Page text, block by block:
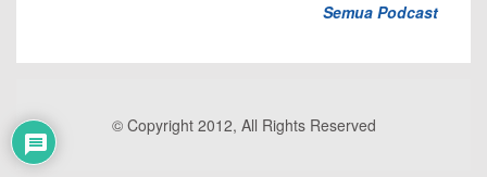
Semua Podcast
© Copyright 2012, All Rights Reserved